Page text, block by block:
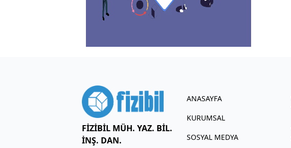
FİZİBİL MÜH. YAZ. BİL.
İNŞ. DAN.
ANASAYFA
KURUMSAL
SOSYAL MEDYA